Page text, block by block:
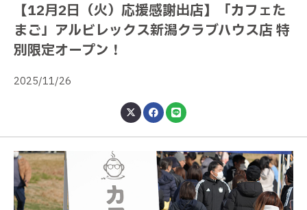
【12月2日（火）応援感謝出店】「カフェた
まご」アルビレックス新潟クラブハウス店 特
別限定オープン！
2025/11/26